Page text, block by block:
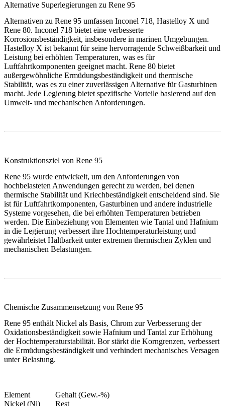
Alternative Superlegierungen zu Rene 95
Alternativen zu Rene 95 umfassen Inconel 718, Hastelloy X und
Rene 80. Inconel 718 bietet eine verbesserte
Korrosionsbeständigkeit, insbesondere in marinen Umgebungen.
Hastelloy X ist bekannt für seine hervorragende Schweißbarkeit und
Leistung bei erhöhten Temperaturen, was es für
Luftfahrtkomponenten geeignet macht. Rene 80 bietet
außergewöhnliche Ermüdungsbeständigkeit und thermische
Stabilität, was es zu einer zuverlässigen Alternative für Gasturbinen
macht. Jede Legierung bietet spezifische Vorteile basierend auf den
Umwelt- und mechanischen Anforderungen.
Konstruktionsziel von Rene 95
Rene 95 wurde entwickelt, um den Anforderungen von
hochbelasteten Anwendungen gerecht zu werden, bei denen
thermische Stabilität und Kriechbeständigkeit entscheidend sind. Sie
ist für Luftfahrtkomponenten, Gasturbinen und andere industrielle
Systeme vorgesehen, die bei erhöhten Temperaturen betrieben
werden. Die Einbeziehung von Elementen wie Tantal und Hafnium
in die Legierung verbessert ihre Hochtemperaturleistung und
gewährleistet Haltbarkeit unter extremen thermischen Zyklen und
mechanischen Belastungen.
Chemische Zusammensetzung von Rene 95
Rene 95 enthält Nickel als Basis, Chrom zur Verbesserung der
Oxidationsbeständigkeit sowie Hafnium und Tantal zur Erhöhung
der Hochtemperaturstabilität. Bor stärkt die Korngrenzen, verbessert
die Ermüdungsbeständigkeit und verhindert mechanisches Versagen
unter Belastung.
Element
Gehalt (Gew.-%)
Nickel (Ni)
Rest